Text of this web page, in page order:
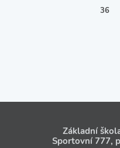
36
Základní
Sportovní 777,